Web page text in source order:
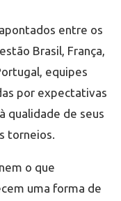
entre os
Brasil, França,
equipes
por expectativas
qualidade de seus
torneios.
o que
uma forma de